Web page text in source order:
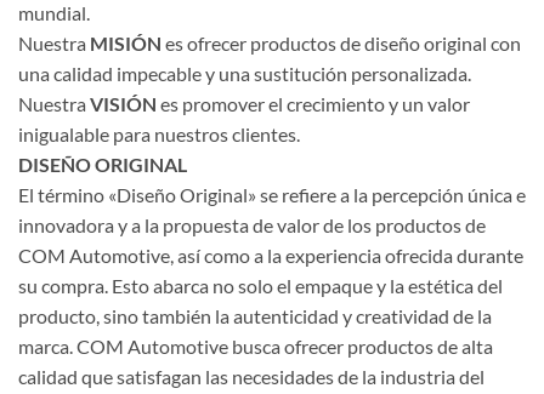
mundial.
Nuestra MISIÓN es ofrecer productos de diseño original con
una calidad impecable y una sustitución personalizada.
Nuestra VISIÓN es promover el crecimiento y un valor
inigualable para nuestros clientes.
DISEÑO ORIGINAL
El término «Diseño Original» se refiere a la percepción única e
innovadora y a la propuesta de valor de los productos de
COM Automotive, así como a la experiencia ofrecida durante
su compra. Esto abarca no solo el empaque y la estética del
producto, sino también la autenticidad y creatividad de la
marca. COM Automotive busca ofrecer productos de alta
calidad que satisfagan las necesidades de la industria del